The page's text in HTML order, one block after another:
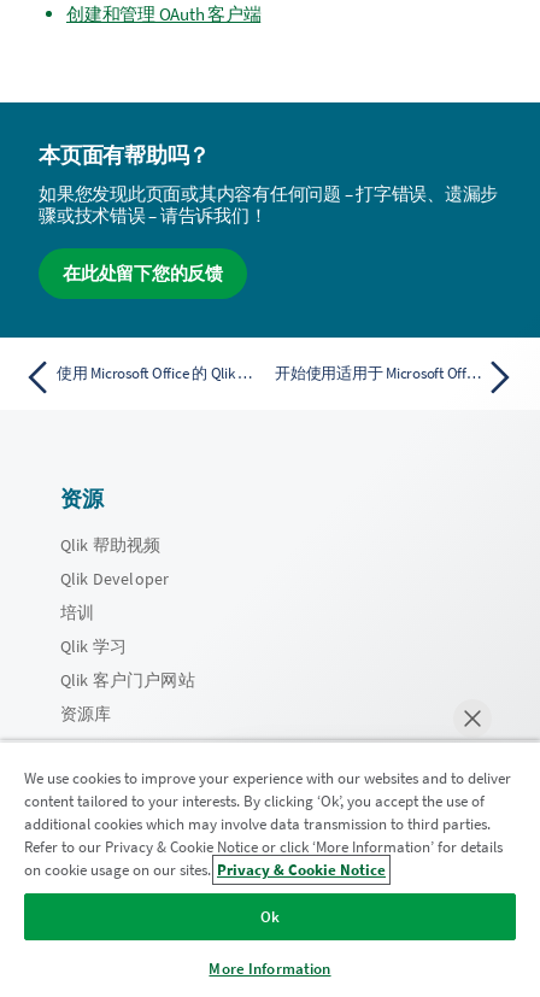
马上聊天
创建和管理 OAuth 客户端
本页面有帮助吗？
如果您发现此页面或其内容有任何问题 – 打字错误、遗漏步
骤或技术错误 – 请告诉我们！
在此处留下您的反馈
使用 Microsoft Office 的 Qlik 外接程序设计报表模板 开始使用适用于 Microsoft Office 的 Qlik 加载项
资源
Qlik 帮助视频
Qlik Developer
培训
Qlik 学习
Qlik 客户门户网站
资源库
产品
数据集成和质量
Qlik Talend
Qlik Talend Cloud
We use cookies to improve your experience with our websites and to deliver
content tailored to your interests. By clicking ‘Ok’, you accept the use of
additional cookies which may involve data transmission to third parties.
Refer to our Privacy & Cookie Notice or click ‘More Information’ for details
on cookie usage on our sites. Privacy & Cookie Notice
Ok
More Information